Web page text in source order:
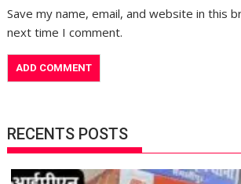
Save my name, email, and website in this
next time I comment.
RECENTS POSTS